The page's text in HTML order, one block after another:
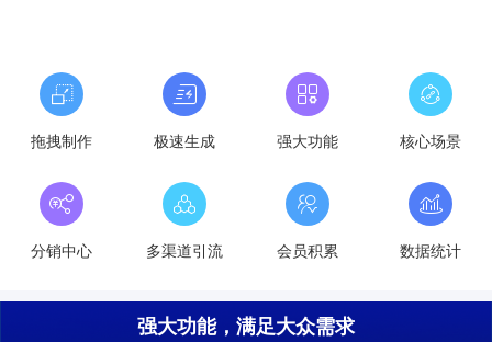
拖拽制作 极速生成 强大功能 核心场景
分销中心 多渠道引流 会员积累 数据统计
强大功能，满足大众需求